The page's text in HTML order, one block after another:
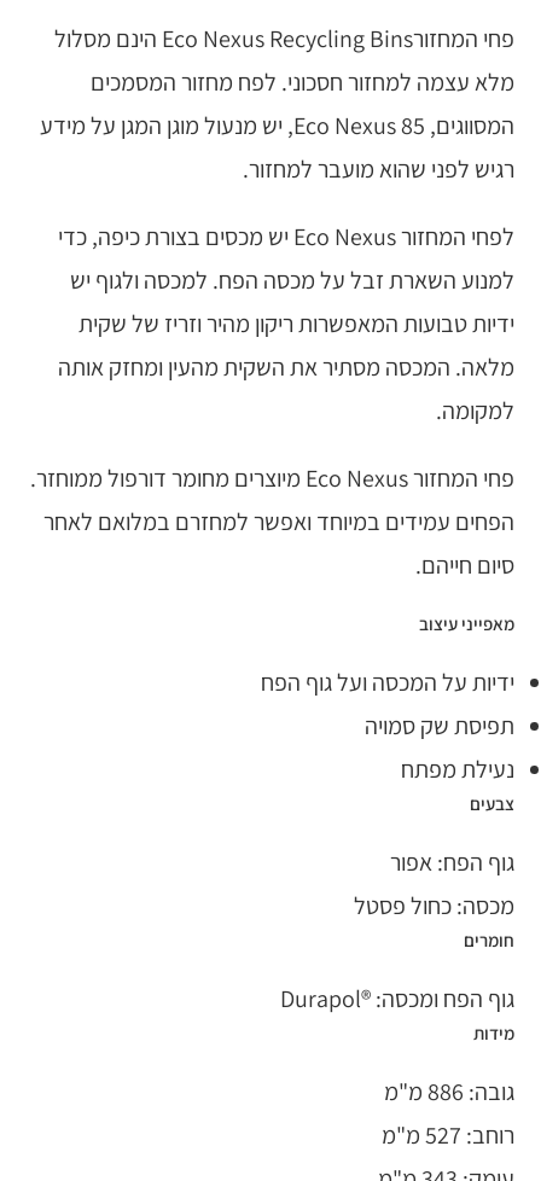
פחי המחזורEco Nexus Recycling Bins הינם מסלול
מלא עצמה למחזור חסכוני. לפח מחזור המסמכים
המסווגים, Eco Nexus 85, יש מנעול מוגן המגן על מידע
רגיש לפני שהוא מועבר למחזור.
לפחי המחזור Eco Nexus יש מכסים בצורת כיפה, כדי
למנוע השארת זבל על מכסה הפח. למכסה ולגוף יש
ידיות טבועות המאפשרות ריקון מהיר וזריז של שקית
מלאה. המכסה מסתיר את השקית מהעין ומחזק אותה
למקומה.
פחי המחזור Eco Nexus מיוצרים מחומר דורפול ממוחזר.
הפחים עמידים במיוחד ואפשר למחזרם במלואם לאחר
סיום חייהם.
מאפייני עיצוב
ידיות על המכסה ועל גוף הפח
תפיסת שק סמויה
נעילת מפתח
צבעים
גוף הפח: אפור
מכסה: כחול פסטל
חומרים
גוף הפח ומכסה: ®Durapol
מידות
גובה: 886 מ"מ
רוחב: 527 מ"מ